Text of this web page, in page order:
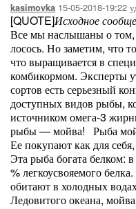
kasimovka 15-05-2018-19:22
[QUOTE]Исходное
Все мы наслышаны о том,
лосось. Но заметим, что
что выращивается в
комбикормом. Эксперты
сортов есть серьезный
доступных видов рыбы,
источником омега-3
рыбы — мойва! Рыба
Ее покупают как для
Эта рыба богата белком:
% легкоусвояемого
обитают в холодных
Ледовитого океана,